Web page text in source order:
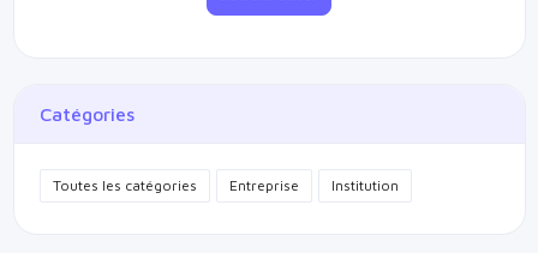
Catégories
Toutes les catégories Entreprise Institution